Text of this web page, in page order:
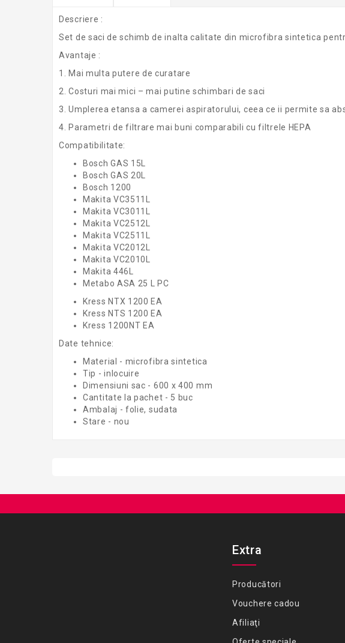
Descriere :
Set de saci de schimb de inalta calitate din microfibra sintetica
Avantaje :
1. Mai multa putere de curatare
2. Costuri mai mici – mai putine schimbari de saci
3. Umplerea etansa a camerei aspiratorului, ceea ce ii permite sa
4. Parametri de filtrare mai buni comparabili cu filtrele HEPA
Compatibilitate:
Bosch GAS 15L
Bosch GAS 20L
Bosch 1200
Makita VC3511L
Makita VC3011L
Makita VC2512L
Makita VC2511L
Makita VC2012L
Makita VC2010L
Makita 446L
Metabo ASA 25 L PC
Kress NTX 1200 EA
Kress NTS 1200 EA
Kress 1200NT EA
Date tehnice:
Material - microfibra sintetica
Tip - inlocuire
Dimensiuni sac - 600 x 400 mm
Cantitate la pachet - 5 buc
Ambalaj - folie, sudata
Stare - nou
Extra
Producători
Vouchere cadou
Afiliaţi